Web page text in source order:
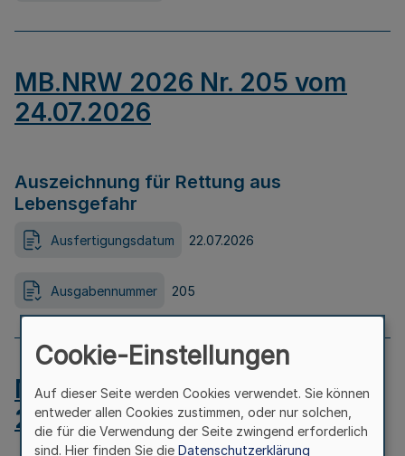
MB.NRW 2026 Nr. 205 vom
24.07.2026
Auszeichnung für Rettung aus
Lebensgefahr
Ausfertigungsdatum 22.07.2026
Ausgabennummer 205
MB.NRW 2026 Nr. 204 vom
24.07.2026
Cookie-Einstellungen
Auf dieser Seite werden Cookies verwendet. Sie können
entweder allen Cookies zustimmen, oder nur solchen,
die für die Verwendung der Seite zwingend erforderlich
sind. Hier finden Sie die Datenschutzerklärung